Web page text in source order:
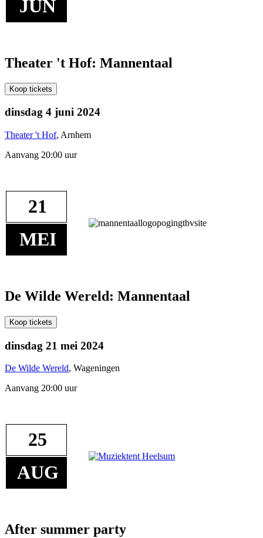
JUN
Theater 't Hof: Mannentaal
Koop tickets
dinsdag 4 juni 2024
Theater 't Hof, Arnhem
Aanvang 20:00 uur
21
MEI
De Wilde Wereld: Mannentaal
Koop tickets
dinsdag 21 mei 2024
De Wilde Wereld, Wageningen
Aanvang 20:00 uur
25
AUG
After summer party